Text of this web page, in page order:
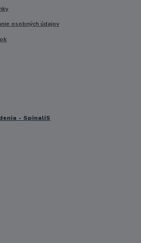
osobných údajov
- SpinaliS